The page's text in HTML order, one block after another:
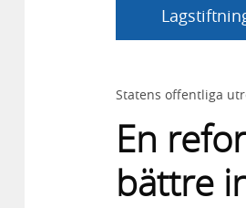
Statens offentliga
En
bättre